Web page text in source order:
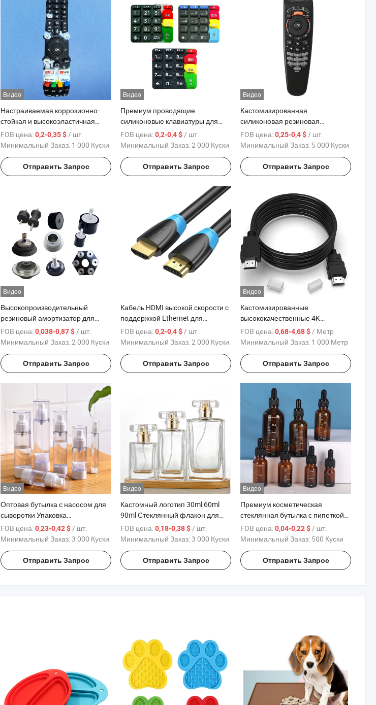
Видео
Настраиваемая коррозионно-
стойкая и высокоэластичная
силиконовая клавиатура
дистанционного управления для
FOB цена:0,2-0,35 $/ шт.
Минимальный Заказ: 1 000 Куски
Отправить Запрос
Видео
Премиум проводящие
силиконовые клавиатуры для
улучшенной чувствительности
касания
FOB цена:0,2-0,4 $/ шт.
Минимальный Заказ:2 000 Куски
Отправить Запрос
Видео
Кастомизированная
силиконовая резиновая
клавиатура, OEM ODM,
силиконовый завод,
управления
FOB цена:0,25-0,4 $/ шт.
Минимальный Заказ: 5 000 Куски
Отправить Запрос
Видео
Высокопроизводительный
резиновый амортизатор для
плавного движения моста,
производство резины
FOB цена:0,038-0,87 $/ шт.
Минимальный Заказ:2 000 Куски
Отправить Запрос
Кабель HDMI высокой скорости с
поддержкой Ethernet для
улучшенной связи
FOB цена:0,2-0,4 $/ шт.
Минимальный Заказ:2 000 Куски
Отправить Запрос
Видео
Кастомизированные
высококачественные 4K
позолоченные HDMI кабели для
превосходного качества видео
FOB цена:0,68-4,68 $/ Метр
Минимальный Заказ: 1 000 Метр
Отправить Запрос
Видео
Оптовая бутылка с насосом для
сыворотки Упаковка
косметических средств Удобная
15ml 20ml 30ml 50ml Вакуумная
FOB цена:0,23-0,42 $/ шт.
Минимальный Заказ:3 000 Куски
Отправить Запрос
Видео
Кастомный логотип 30ml 60ml
90ml Стеклянный флакон для
духов Стеклянная бутылка для
аромата для оптового заказа
FOB цена:0,18-0,38 $/ шт.
Минимальный Заказ:3 000 Куски
Отправить Запрос
Видео
Премиум косметическая
стеклянная бутылка с пипеткой
для эфирных масел
FOB цена:0,04-0,22 $/ шт.
Минимальный Заказ: 500 Куски
Отправить Запрос